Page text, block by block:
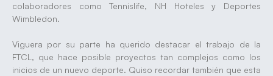
colaboradores como Tennislife, NH Hoteles y Deportes
Wimbledon.
Viguera por su parte ha querido destacar el trabajo de la
FTCL, que hace posible proyectos tan complejos como los
inicios de un nuevo deporte. Quiso recordar también que esta